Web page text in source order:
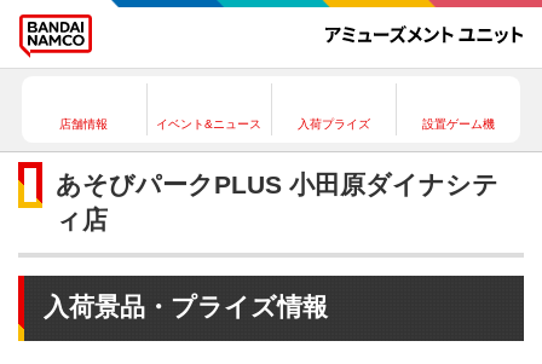
店舗情報 イベント&ニュース 入荷プライズ 設置ゲーム機
あそびパークPLUS 小田原ダイナシテ
ィ店
入荷景品・プライズ情報